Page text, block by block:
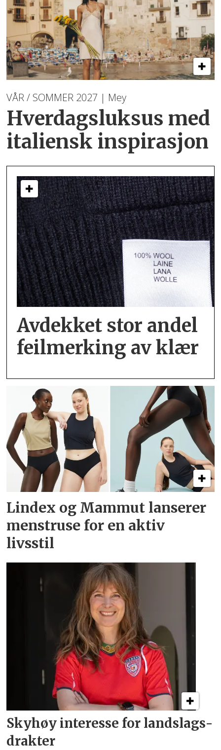
VÅR / SOMMER 2027 | Mey
Hverdagsluksus med
italiensk inspirasjon
Avdekket stor andel
feil­merking av klær
Lindex og Mammut lanserer
menstruse for en aktiv
livsstil
Skyhøy interesse for landslags­
drakter